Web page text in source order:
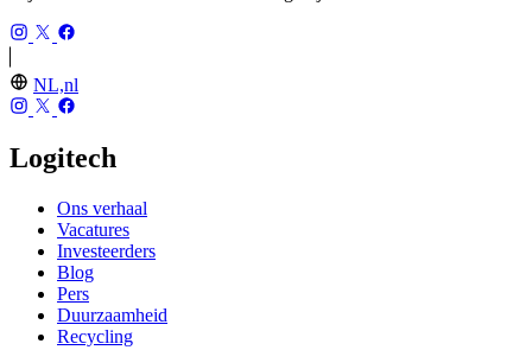
NL,nl
Logitech
Ons verhaal
Vacatures
Investeerders
Blog
Pers
Duurzaamheid
Recycling